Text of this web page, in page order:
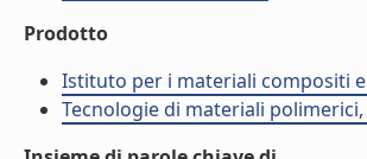
Prodotto
Istituto per i materiali compositi
Tecnologie di materiali